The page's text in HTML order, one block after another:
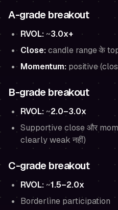
A-grade breakout
RVOL:~3.0x+
Close:candle range के
Momentum: positive
B-grade breakout
RVOL:~2.0–3.0x
Supportive close और
clearly weak नहीं)
C-grade breakout
RVOL:~1.5–2.0x
Borderline participation